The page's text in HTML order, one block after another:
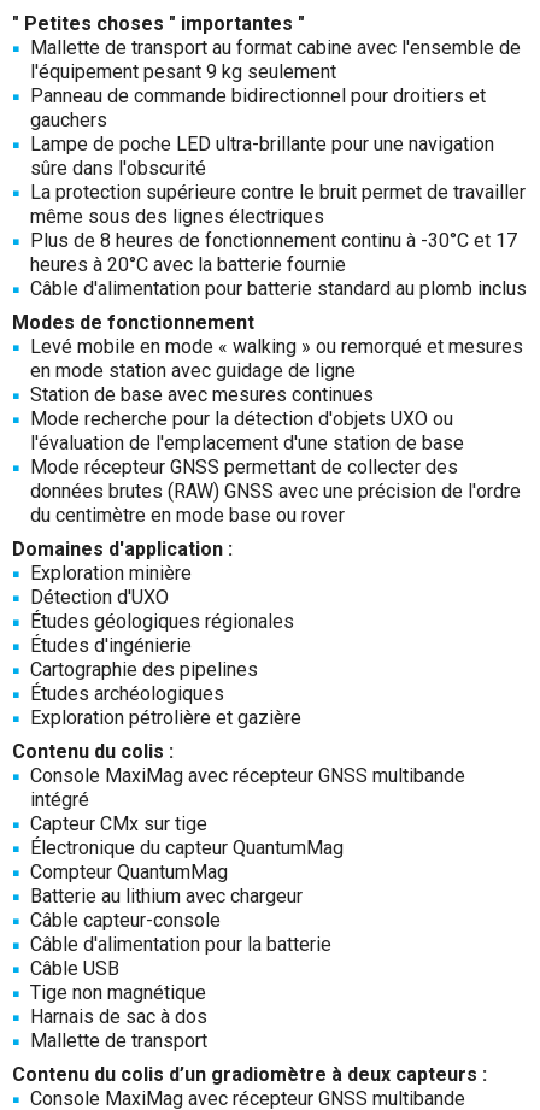
" Petites choses " importantes "
Mallette de transport au format cabine avec l'ensemble de
l'équipement pesant 9 kg seulement
Panneau de commande bidirectionnel pour droitiers et
gauchers
Lampe de poche LED ultra-brillante pour une navigation
sûre dans l'obscurité
La protection supérieure contre le bruit permet de travailler
même sous des lignes électriques
Plus de 8 heures de fonctionnement continu à -30°C et 17
heures à 20°C avec la batterie fournie
Câble d'alimentation pour batterie standard au plomb inclus
Modes de fonctionnement
Levé mobile en mode « walking » ou remorqué et mesures
en mode station avec guidage de ligne
Station de base avec mesures continues
Mode recherche pour la détection d'objets UXO ou
l'évaluation de l'emplacement d'une station de base
Mode récepteur GNSS permettant de collecter des
données brutes (RAW) GNSS avec une précision de l'ordre
du centimètre en mode base ou rover
Domaines d'application :
Exploration minière
Détection d'UXO
Études géologiques régionales
Études d'ingénierie
Cartographie des pipelines
Études archéologiques
Exploration pétrolière et gazière
Contenu du colis :
Console MaxiMag avec récepteur GNSS multibande
intégré
Capteur CMx sur tige
Électronique du capteur QuantumMag
Compteur QuantumMag
Batterie au lithium avec chargeur
Câble capteur-console
Câble d'alimentation pour la batterie
Câble USB
Tige non magnétique
Harnais de sac à dos
Mallette de transport
Contenu du colis d’un gradiomètre à deux capteurs :
Console MaxiMag avec récepteur GNSS multibande